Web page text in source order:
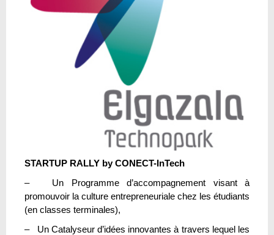
STARTUP RALLY by CONECT-InTech
– Un Programme d’accompagnement visant à
promouvoir la culture entrepreneuriale chez les étudiants
(en classes terminales),
– Un Catalyseur d’idées innovantes à travers lequel les